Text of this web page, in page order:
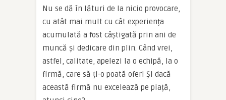
Nu se dă în lături de la nicio provocare,
cu atât mai mult cu cât experiența
acumulată a fost câștigată prin ani de
muncă și dedicare din plin. Când vrei,
astfel, calitate, apelezi la o echipă, la o
firmă, care să ți-o poată oferi Și dacă
această firmă nu excelează pe piață,